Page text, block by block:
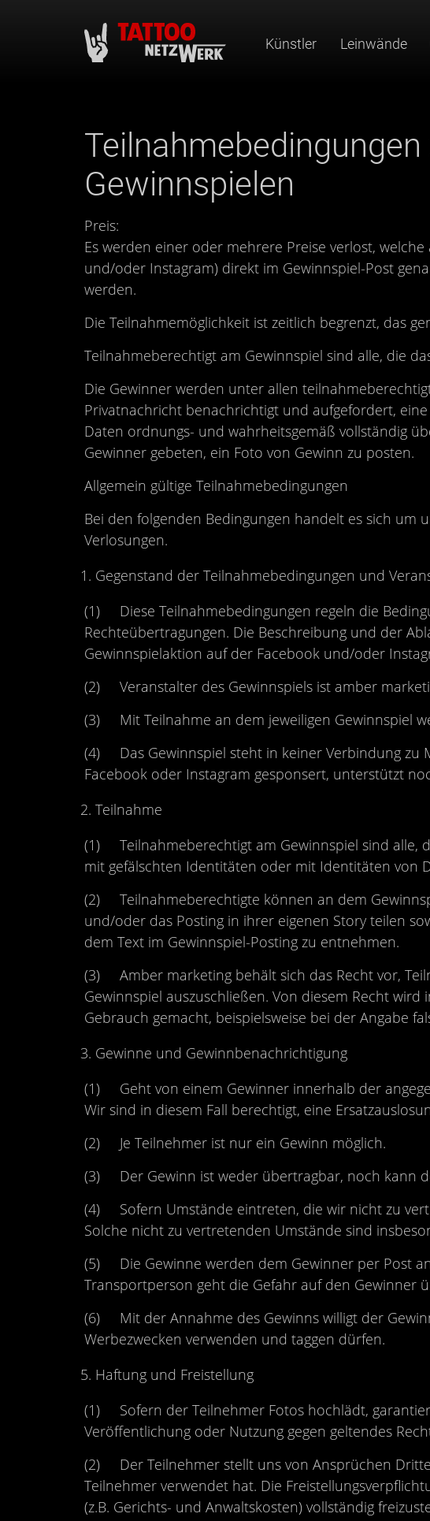
Künstler Leinwände
Gewinnspielen
Preis:
Es werden einer oder mehrere Preise verlost,
und/oder Instagram) direkt im Gewinnspiel-Post
werden.
Die Teilnahmemöglichkeit ist zeitlich begrenzt, das
Teilnahmeberechtigt am Gewinnspiel sind alle, die
Die Gewinner werden unter allen
Privatnachricht benachrichtigt und aufgefordert,
Daten ordnungs- und wahrheitsgemäß vollständig
Gewinner gebeten, ein Foto von Gewinn zu posten.
Allgemein gültige Teilnahmebedingungen
Bei den folgenden Bedingungen handelt es sich um
Verlosungen.
Gegenstand der Teilnahmebedingungen und
(1) Diese Teilnahmebedingungen regeln die
Rechteübertragungen. Die Beschreibung und der
Gewinnspielaktion auf der Facebook und/oder
(2) Veranstalter des Gewinnspiels ist amber
(3) Mit Teilnahme an dem jeweiligen Gewinnspiel
(4) Das Gewinnspiel steht in keiner Verbindung zu
Facebook oder Instagram gesponsert, unterstützt
Teilnahme
(1) Teilnahmeberechtigt am Gewinnspiel sind alle,
mit gefälschten Identitäten oder mit Identitäten von
(2) Teilnahmeberechtigte können an dem
und/oder das Posting in ihrer eigenen Story teilen
dem Text im Gewinnspiel-Posting zu entnehmen.
(3) Amber marketing behält sich das Recht vor,
Gewinnspiel auszuschließen. Von diesem Recht
Gebrauch gemacht, beispielsweise bei der Angabe
Gewinne und Gewinnbenachrichtigung
(1) Geht von einem Gewinner innerhalb der
Wir sind in diesem Fall berechtigt, eine
(2) Je Teilnehmer ist nur ein Gewinn möglich.
(3) Der Gewinn ist weder übertragbar, noch kann
(4) Sofern Umstände eintreten, die wir nicht zu
Solche nicht zu vertretenden Umstände sind
(5) Die Gewinne werden dem Gewinner per Post
Transportperson geht die Gefahr auf den Gewinner
(6) Mit der Annahme des Gewinns willigt der
Werbezwecken verwenden und taggen dürfen.
Haftung und Freistellung
(1) Sofern der Teilnehmer Fotos hochlädt,
Veröffentlichung oder Nutzung gegen geltendes
(2) Der Teilnehmer stellt uns von Ansprüchen
Teilnehmer verwendet hat. Die
(z.B. Gerichts- und Anwaltskosten) vollständig